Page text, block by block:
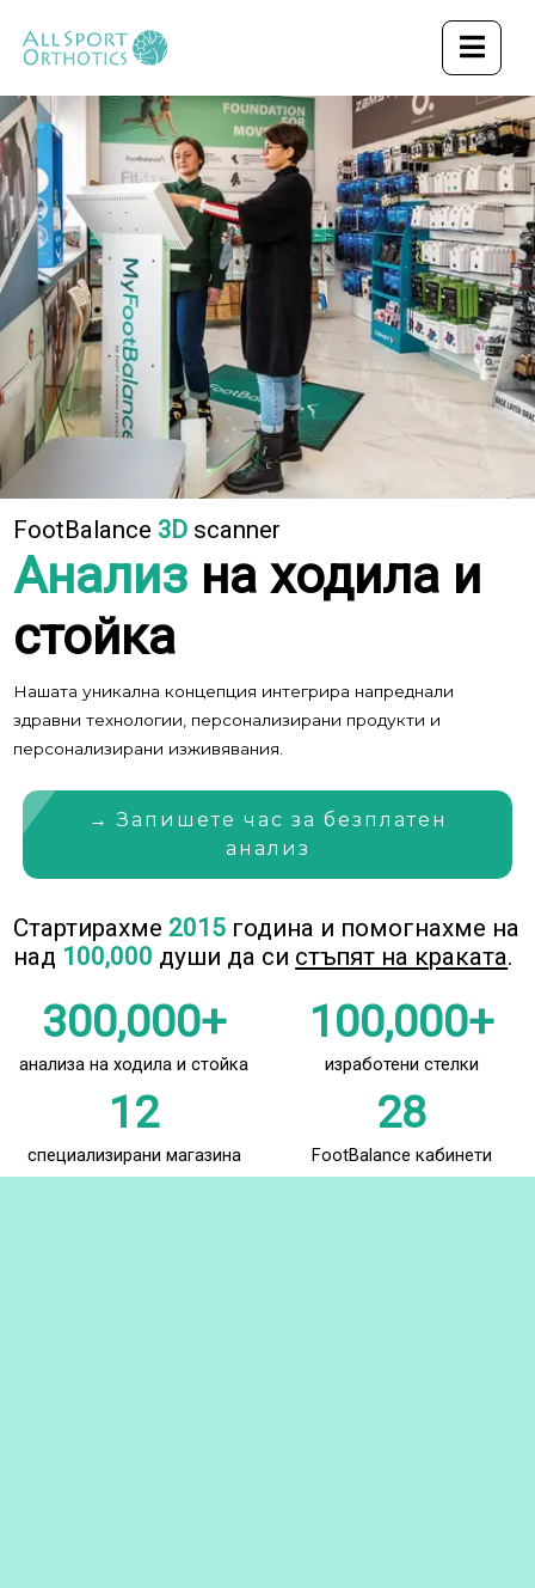
FootBalance 3D scanner
Анализ на ходила и
стойка
Нашата уникална концепция интегрира напреднали
здравни технологии, персонализирани продукти и
персонализирани изживявания.
→ Запишете час за безплатен
анализ
Стартирахме 2015 година и помогнахме на
над 100,000 души да си стъпят на краката.
300,000+
анализа на ходила и стойка
100,000+
изработени стелки
12
специализирани магазина
28
FootBalance кабинети